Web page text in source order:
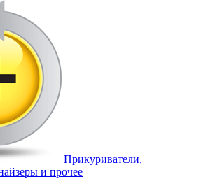
Прикуриватели,
и прочее